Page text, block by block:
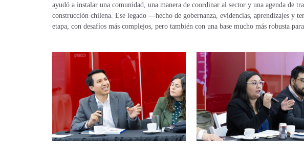
ayudó a instalar una comunidad, una manera de coordinar al sector y una agenda de
construcción chilena. Ese legado —hecho de gobernanza, evidencias, aprendizajes y
etapa, con desafíos más complejos, pero también con una base mucho más robusta